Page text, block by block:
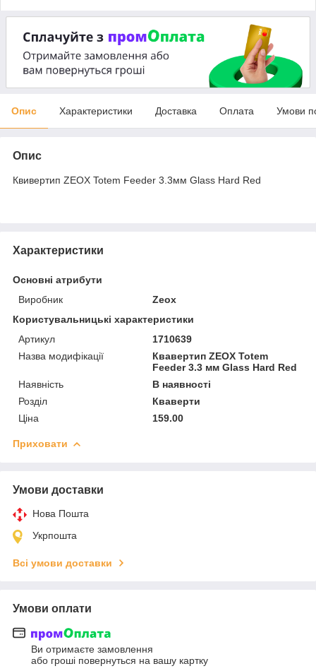
Опис Характеристики Доставка Оплата Умови
Опис
Квивертип ZEOX Totem Feeder 3.3мм Glass Hard Red
Характеристики
Основні атрибути
Виробник
Zeox
Користувальницькі характеристики
Артикул
1710639
Назва модифікації
Квавертип ZEOX Totem
Feeder 3.3 мм Glass Hard Red
Наявність
В наявності
Розділ
Кваверти
Ціна
159.00
Приховати
Умови доставки
Нова Пошта
Укрпошта
Всі умови доставки
Умови оплати
Ви отримаєте замовлення
або гроші повернуться на вашу картку